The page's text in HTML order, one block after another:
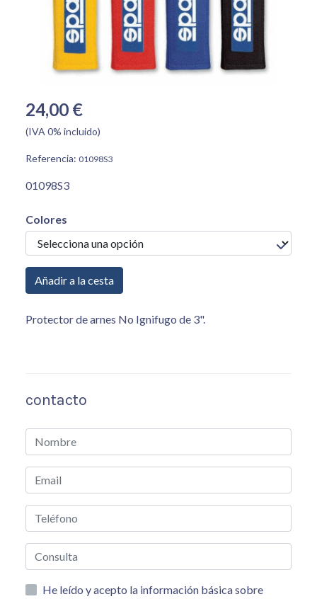
24,00 €
(IVA 0% incluido)
Referencia: 01098S3
01098S3
Colores
Añadir a la cesta
Protector de arnes No Ignifugo de 3".
contacto
He leído y acepto la información básica sobre